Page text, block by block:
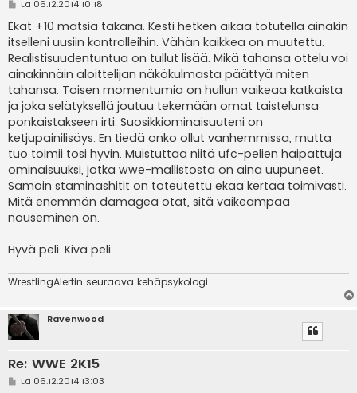
V
e
s
t
i
La 06.12.2014 10:18
Ekat +10 matsia takana. Kesti hetken aikaa totutella ainakin
itselleni uusiin kontrolleihin. Vähän kaikkea on muutettu.
Realistisuudentuntua on tullut lisää. Mikä tahansa ottelu voi
ainakinnäin aloittelijan näkökulmasta päättyä miten
tahansa. Toisen momentumia on hullun vaikeaa katkaista
ja joka selätyksellä joutuu tekemään omat taistelunsa
ponkaistakseen irti. Suosikkiominaisuuteni on
ketjupainilisäys. En tiedä onko ollut vanhemmissa, mutta
tuo toimii tosi hyvin. Muistuttaa niitä ufc-pelien haipattuja
ominaisuuksi, jotka wwe-mallistosta on aina uupuneet.
Samoin staminashitit on toteutettu ekaa kertaa toimivasti.
Mitä enemmän damagea otat, sitä vaikeampaa
nouseminen on.
Hyvä peli. Kiva peli.
WrestlingAlertin seuraava kehäpsykologi
Ravenwood
Re: WWE 2K15
VLa 06.12.2014 13:03